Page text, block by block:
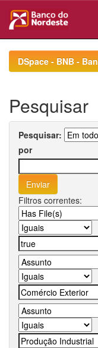
navigationDSpace - BNB -
Pesquisar
Pesquisar:
por
Filtros correntes: